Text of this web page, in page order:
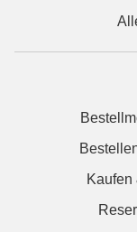
Kaufen